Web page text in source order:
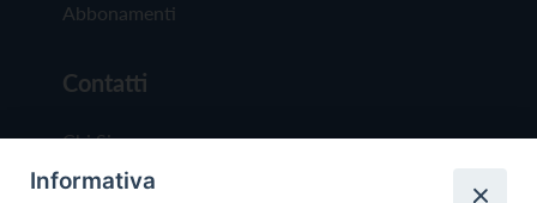
Abbonamenti
Contatti
Chi Siamo
Redazione
Informativa